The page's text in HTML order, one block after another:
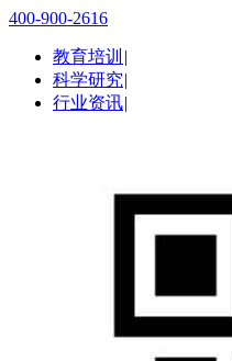
400-900-2616
教育培训 |
科学研究|
行业资讯|